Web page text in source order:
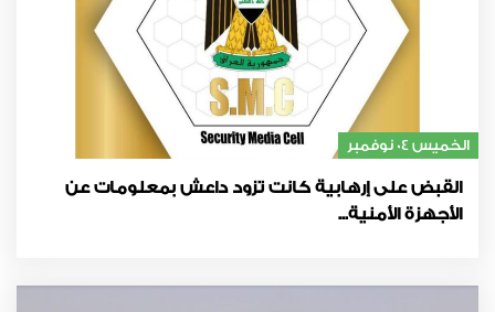
الخميس 04 نوفمبر
القبض على إرهابية كانت تزود داعش بمعلومات عن
الأجهزة الأمنية...